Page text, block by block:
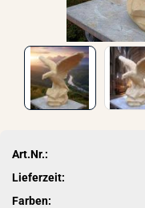
Art.Nr.:
Lieferzeit:
Farben: